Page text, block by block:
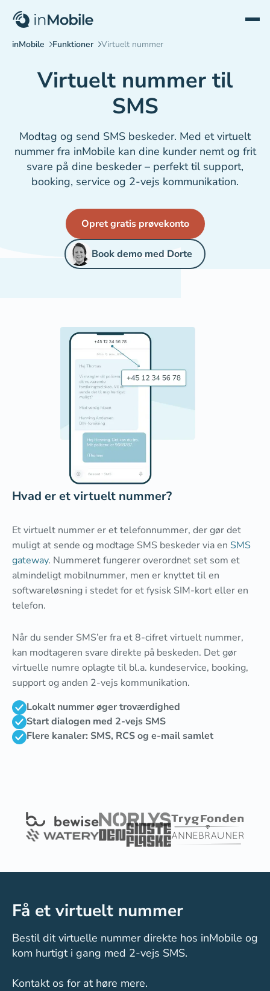
Virtuelt nummer til
SMS
Modtag og send SMS beskeder. Med et virtuelt
nummer fra inMobile kan dine kunder nemt og frit
svare på dine beskeder – perfekt til support,
booking, service og 2-vejs kommunikation.
Opret gratis prøvekonto
Book demo med Dorte
Hvad er et virtuelt nummer?
Et virtuelt nummer er et telefonnummer, der gør det
muligt at sende og modtage SMS beskeder via en SMS
gateway. Nummeret fungerer overordnet set som et
almindeligt mobilnummer, men er knyttet til en
softwareløsning i stedet for et fysisk SIM-kort eller en
telefon.
Når du sender SMS’er fra et 8-cifret virtuelt nummer,
kan modtageren svare direkte på beskeden. Det gør
virtuelle numre oplagte til bl.a. kundeservice, booking,
support og anden 2-vejs kommunikation.
Lokalt nummer øger troværdighed
Start dialogen med 2-vejs SMS
Flere kanaler: SMS, RCS og e-mail samlet
Få et virtuelt nummer
Bestil dit virtuelle nummer direkte hos inMobile og
kom hurtigt i gang med 2-vejs SMS.
Kontakt os for at høre mere.